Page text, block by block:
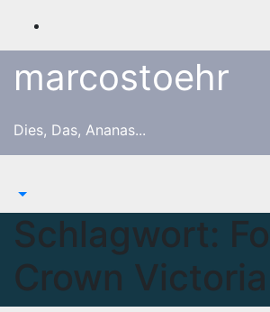
Inhalt
springen
marcostoehr
Dies, Das, Ananas...
Schlagwort:
Crown Victoria